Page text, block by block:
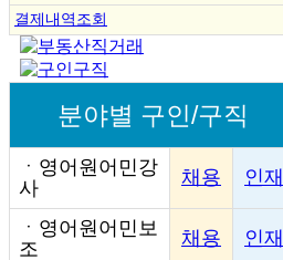
결제내역조회
분야별 구인/구직
ㆍ 영어원어민강
사
채용 인재
ㆍ 영어원어민보
조
채용 인재